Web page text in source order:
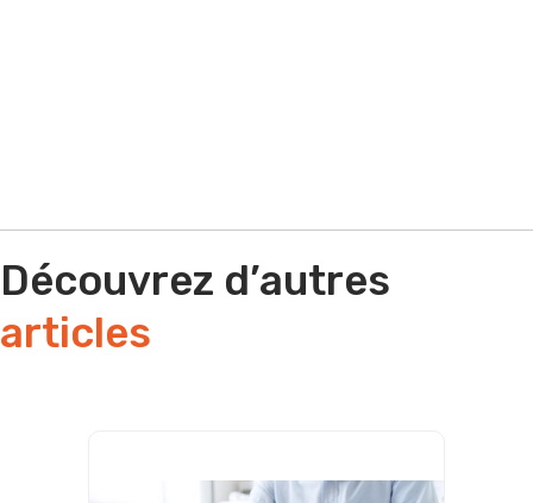
Découvrez d’autres
articles